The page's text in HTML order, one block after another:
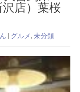
沢店）葉桜
グルメ , 未分類